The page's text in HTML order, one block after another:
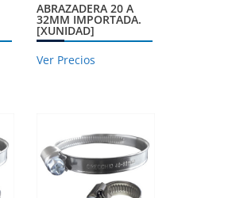
ABRAZADERA 20 A
32MM IMPORTADA.
[XUNIDAD]
Ver Precios